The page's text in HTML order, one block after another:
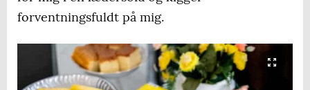
forventningsfuldt på mig.